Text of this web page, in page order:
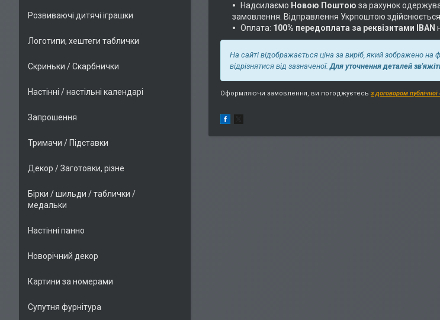
Надсилаємо Новою Поштою за рахунок
замовлення. Відправлення Укрпоштою
Оплата: 100% передоплата за реквізитами IBAN
На сайті відображається ціна за виріб, який зображено
відрізнятися від зазначеної.Для уточнення деталей
Оформляючи замовлення, ви погоджуєтесь з договором
Розвиваючі дитячі іграшки
Логотипи, хештеги таблички
Скриньки / Скарбнички
Настінні / настільні календарі
Запрошення
Тримачи / Підставки
Декор / Заготовки, різне
Бірки / шильди / таблички /
медальки
Настінні панно
Новорічний декор
Картини за номерами
Супутня фурнітура